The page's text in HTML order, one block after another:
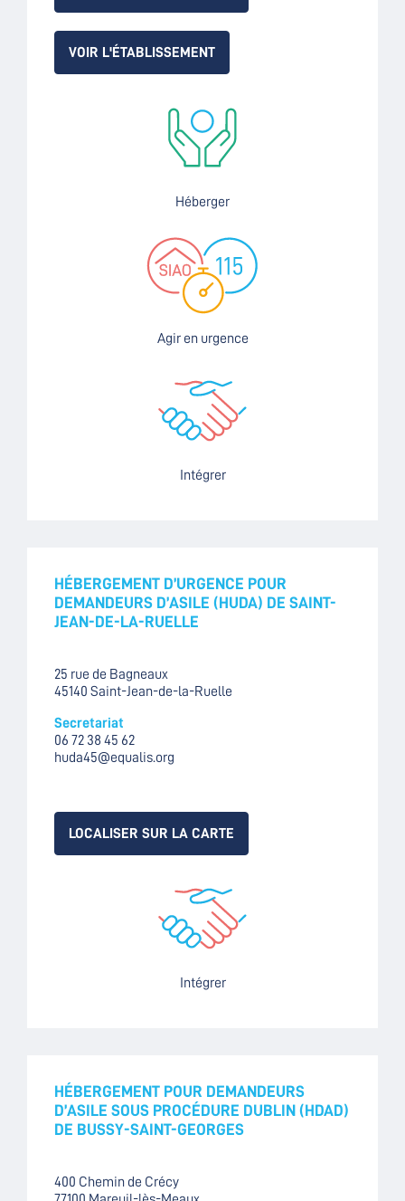
VOIR L'ÉTABLISSEMENT
Héberger
Agir en urgence
Intégrer
HÉBERGEMENT D’URGENCE POUR
DEMANDEURS D’ASILE (HUDA) DE SAINT-
JEAN-DE-LA-RUELLE
25 rue de Bagneaux
45140 Saint-Jean-de-la-Ruelle
Secretariat
06 72 38 45 62
huda45@equalis.org
LOCALISER SUR LA CARTE
Intégrer
HÉBERGEMENT POUR DEMANDEURS
D’ASILE SOUS PROCÉDURE DUBLIN (HDAD)
DE BUSSY-SAINT-GEORGES
400 Chemin de Crécy